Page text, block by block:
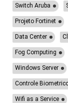
Switch Aruba
Projeto Fortinet
Data Center
Fog Computing
Windows Server
Controle
Wifi as a Service